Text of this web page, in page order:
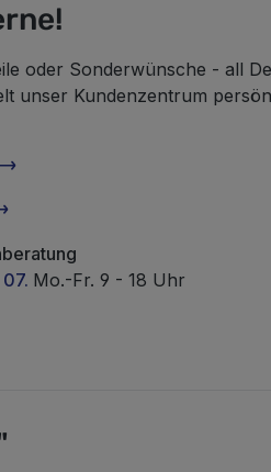
oder Sonderwünsche - all
unser Kundenzentrum
Mo.-Fr. 9 - 18 Uhr